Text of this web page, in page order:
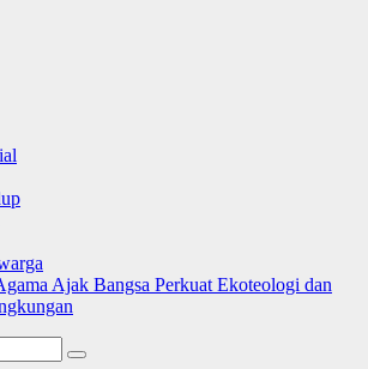
Ajak Bangsa Perkuat Ekoteologi dan